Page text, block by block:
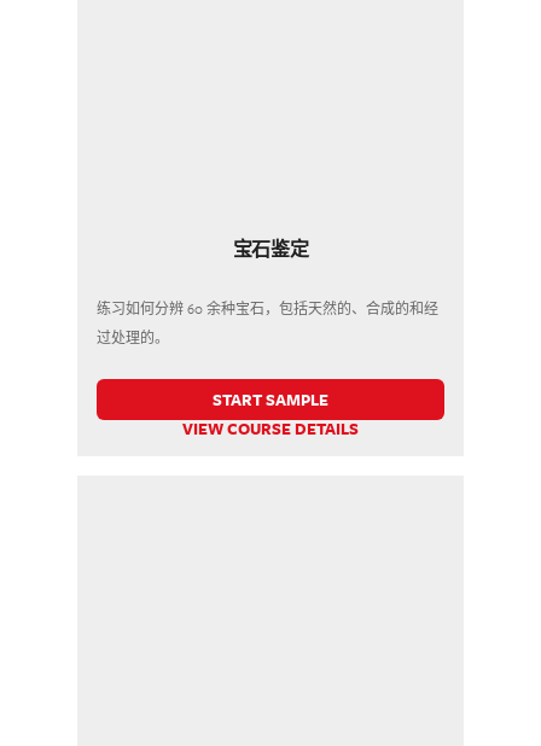
宝石鉴定
练习如何分辨 60 余种宝石，包括天然的、合成的和经
过处理的。
START SAMPLE
VIEW COURSE DETAILS